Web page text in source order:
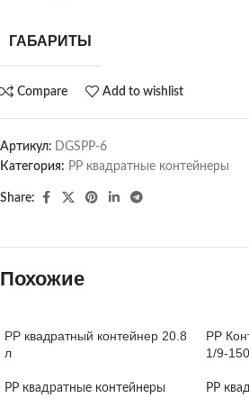
ГАБАРИТЫ
Compare Add to wishlist
Артикул:
DGSPP-6
Категория: PP квадратные контейнеры
Share:
Похожие
PP квадратный контейнер 20.8
л
PP квадратные контейнеры
PP
1/9-150
PP